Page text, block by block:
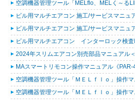
空調機器管理ツール「MELflo、MELく～る
ビル用マルチエアコン 施工/サービスマニ
ビル用マルチエアコン 施工/サービスマニ
ビル用マルチエアコン インターロック検
2024年スリムエアコン別売部品マニュアル
MAスマートリモコン操作マニュアル《
空調機器管理ツール「ＭＥＬｆｌｏ」操作
空調機器管理ツール「ＭＥＬｆｌｏ」操作